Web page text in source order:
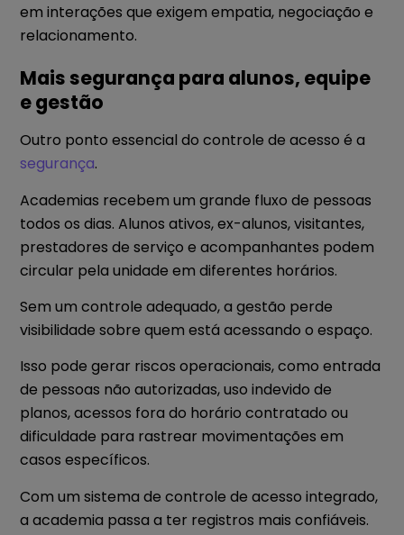
em interações que exigem empatia, negociação e
relacionamento.
Mais segurança para alunos, equipe
e gestão
Outro ponto essencial do controle de acesso é a
segurança.
Academias recebem um grande fluxo de pessoas
todos os dias. Alunos ativos, ex-alunos, visitantes,
prestadores de serviço e acompanhantes podem
circular pela unidade em diferentes horários.
Sem um controle adequado, a gestão perde
visibilidade sobre quem está acessando o espaço.
Isso pode gerar riscos operacionais, como entrada
de pessoas não autorizadas, uso indevido de
planos, acessos fora do horário contratado ou
dificuldade para rastrear movimentações em
casos específicos.
Com um sistema de controle de acesso integrado,
a academia passa a ter registros mais confiáveis.